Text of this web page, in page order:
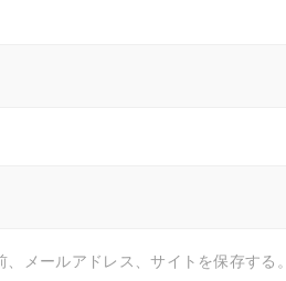
メールアドレス、サイトを保存する。